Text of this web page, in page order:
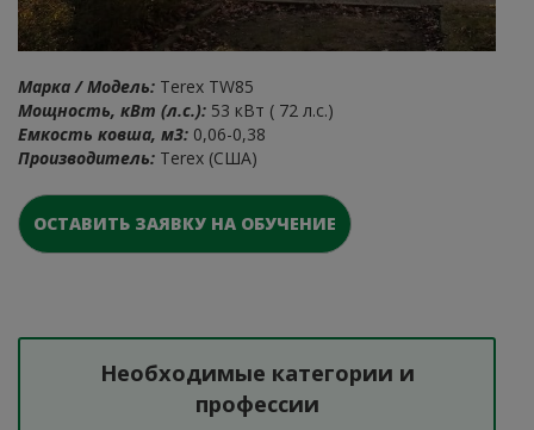
Марка / Модель: Terex TW85
Мощность, кВт (л.с.): 53 кВт ( 72 л.с.)
Емкость ковша, м3: 0,06-0,38
Производитель: Terex (США)
ОСТАВИТЬ ЗАЯВКУ НА ОБУЧЕНИЕ
Необходимые категории и
профессии